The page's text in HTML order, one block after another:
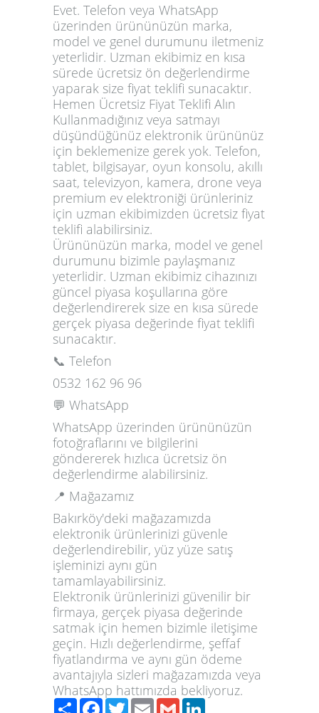
Evet. Telefon veya WhatsApp
üzerinden ürününüzün marka,
model ve genel durumunu iletmeniz
yeterlidir. Uzman ekibimiz en kısa
sürede ücretsiz ön değerlendirme
yaparak size fiyat teklifi sunacaktır.
Hemen Ücretsiz Fiyat Teklifi Alın
Kullanmadığınız veya satmayı
düşündüğünüz elektronik ürününüz
için beklemenize gerek yok. Telefon,
tablet, bilgisayar, oyun konsolu, akıllı
saat, televizyon, kamera, drone veya
premium ev elektroniği ürünleriniz
için uzman ekibimizden ücretsiz fiyat
teklifi alabilirsiniz.
Ürününüzün marka, model ve genel
durumunu bizimle paylaşmanız
yeterlidir. Uzman ekibimiz cihazınızı
güncel piyasa koşullarına göre
değerlendirerek size en kısa sürede
gerçek piyasa değerinde fiyat teklifi
sunacaktır.
📞 Telefon
0532 162 96 96
💬 WhatsApp
WhatsApp üzerinden ürününüzün
fotoğraflarını ve bilgilerini
göndererek hızlıca ücretsiz ön
değerlendirme alabilirsiniz.
📍 Mağazamız
Bakırköy'deki mağazamızda
elektronik ürünlerinizi güvenle
değerlendirebilir, yüz yüze satış
işleminizi aynı gün
tamamlayabilirsiniz.
Elektronik ürünlerinizi güvenilir bir
firmaya, gerçek piyasa değerinde
satmak için hemen bizimle iletişime
geçin. Hızlı değerlendirme, şeffaf
fiyatlandırma ve aynı gün ödeme
avantajıyla sizleri mağazamızda veya
WhatsApp hattımızda bekliyoruz.
PaylaşFacebook
TwitterEmailGmailLinkedIn